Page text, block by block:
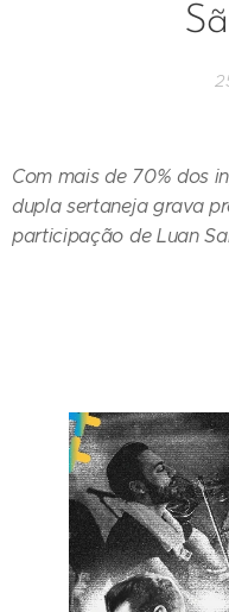
Com mais de 70% dos
dupla sertaneja grava
participação de Luan